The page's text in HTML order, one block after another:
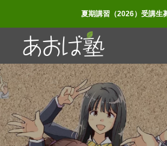
夏期講習（2026）受講生